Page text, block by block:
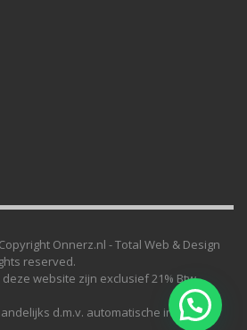
Onnerz.nl - Total Web & Design
reserved.
website zijn exclusief 21% Btw.
d.m.v. automatische incasso.